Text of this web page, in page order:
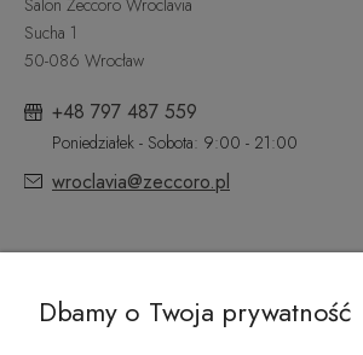
Salon Zeccoro Wroclavia
Sucha 1
50-086 Wrocław
+48 797 487 559
Poniedziałek - Sobota: 9:00 - 21:00
wroclavia@zeccoro.pl
Dbamy o Twoja prywatność